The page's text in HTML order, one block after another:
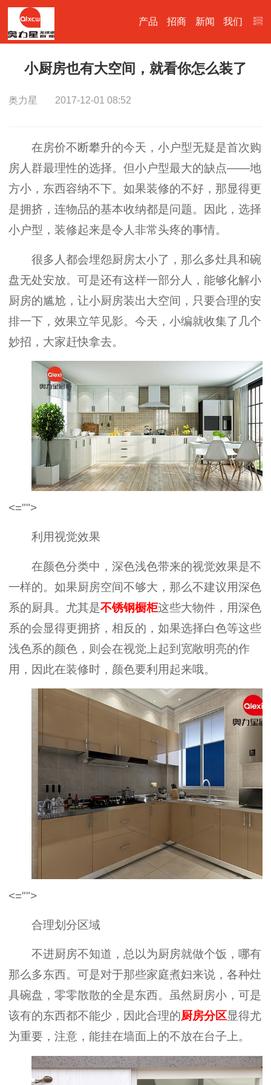
产品 招商 新闻 我们
小厨房也有大空间，就看你怎么装了
奥力星 2017-12-01 08:52
在房价不断攀升的今天，小户型无疑是首次购
房人群最理性的选择。但小户型最大的缺点——地
方小，东西容纳不下。如果装修的不好，那显得更
是拥挤，连物品的基本收纳都是问题。因此，选择
小户型，装修起来是令人非常头疼的事情。
很多人都会埋怨厨房太小了，那么多灶具和碗
盘无处安放。可是还有这样一部分人，能够化解小
厨房的尴尬，让小厨房装出大空间，只要合理的安
排一下，效果立竿见影。今天，小编就收集了几个
妙招，大家赶快拿去。
<="">
利用视觉效果
在颜色分类中，深色浅色带来的视觉效果是不
一样的。如果厨房空间不够大，那么不建议用深色
系的厨具。尤其是不锈钢橱柜这些大物件，用深色
系的会显得更拥挤，相反的，如果选择白色等这些
浅色系的颜色，则会在视觉上起到宽敞明亮的作
用，因此在装修时，颜色要利用起来哦。
<="">
合理划分区域
不进厨房不知道，总以为厨房就做个饭，哪有
那么多东西。可是对于那些家庭煮妇来说，各种灶
具碗盘，零零散散的全是东西。虽然厨房小，可是
该有的东西都不能少，因此合理的厨房分区显得尤
为重要，注意，能挂在墙面上的不放在台子上。